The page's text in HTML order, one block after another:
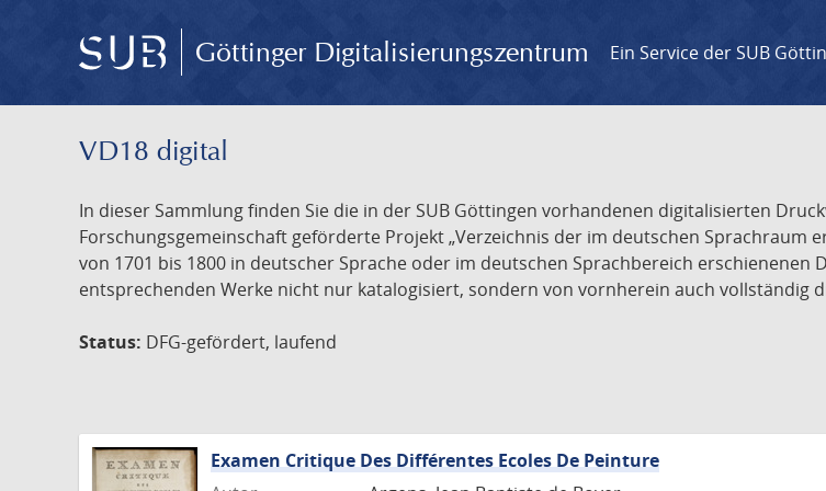
Göttinger Digitalisierungszentrum Ein Service der SUB
VD18 digital
In dieser Sammlung finden Sie die in der SUB Göttingen vorhandenen digitalisierten
Forschungsgemeinschaft geförderte Projekt „Verzeichnis der im deutschen Sprachraum
von 1701 bis 1800 in deutscher Sprache oder im deutschen Sprachbereich erschienenen
entsprechenden Werke nicht nur katalogisiert, sondern von vornherein auch vollständig
Status: DFG-gefördert, laufend
Examen Critique Des Différentes Ecoles De Peinture